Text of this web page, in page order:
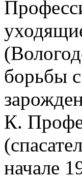
борьбы
К.
начале